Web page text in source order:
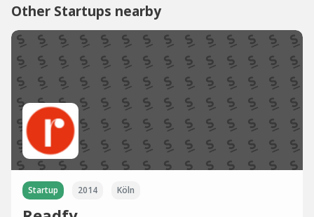
Other Startups nearby
Startup 2014 Köln